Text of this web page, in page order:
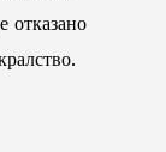
отказано